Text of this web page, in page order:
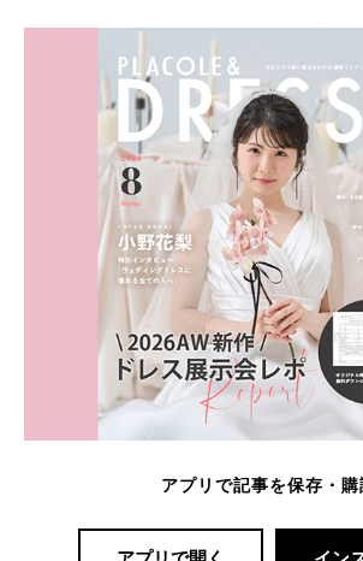
アプリで記事を保存・購